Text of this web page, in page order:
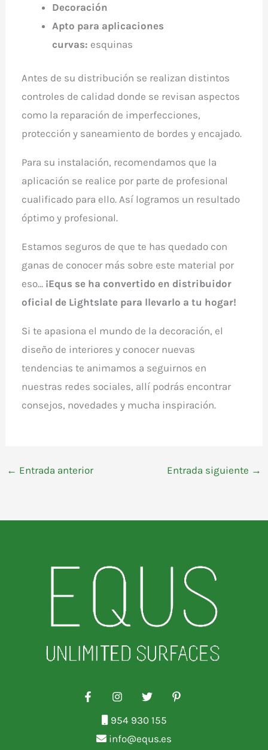
Decoración
Apto para aplicaciones
curvas: esquinas
Antes de su distribución se realizan distintos
controles de calidad donde se revisan aspectos
como la reparación de imperfecciones,
protección y saneamiento de bordes y encajado.
Para su instalación, recomendamos que la
aplicación se realice por parte de profesional
cualificado para ello. Así logramos un resultado
óptimo y profesional.
Estamos seguros de que te has quedado con
ganas de conocer más sobre este material por
eso… ¡Equs se ha convertido en distribuidor
oficial de Lightslate para llevarlo a tu hogar!
Si te apasiona el mundo de la decoración, el
diseño de interiores y conocer nuevas
tendencias te animamos a seguirnos en
nuestras redes sociales, allí podrás encontrar
consejos, novedades y mucha inspiración.
← Entrada anterior Entrada siguiente →
954 930 155
info@equs.es